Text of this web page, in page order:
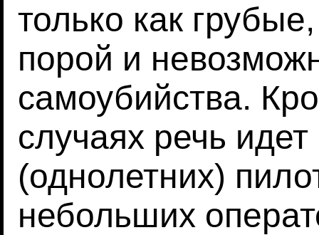
только как
порой и
самоубийства.
случаях речь
(однолетних)
небольших